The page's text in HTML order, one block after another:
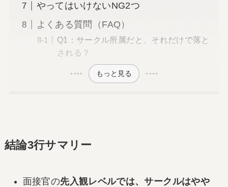
やってはいけないNG2つ
よくある質問（FAQ）
Q1：サークル所属だと、それだけで落と
される？
もっと見る
結論3行サマリー
面接官の先入観レベルでは、サークルはやや